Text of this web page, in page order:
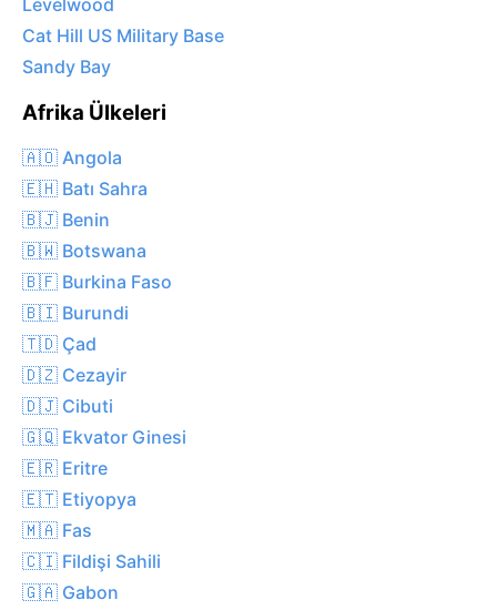
Levelwood
Cat Hill US Military Base
Sandy Bay
Afrika Ülkeleri
🇦🇴 Angola
🇪🇭 Batı Sahra
🇧🇯 Benin
🇧🇼 Botswana
🇧🇫 Burkina Faso
🇧🇮 Burundi
🇹🇩 Çad
🇩🇿 Cezayir
🇩🇯 Cibuti
🇬🇶 Ekvator Ginesi
🇪🇷 Eritre
🇪🇹 Etiyopya
🇲🇦 Fas
🇨🇮 Fildişi Sahili
🇬🇦 Gabon